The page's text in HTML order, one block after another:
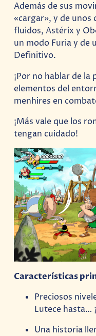
Además de sus
«cargar», y de unos
fluidos, Astérix y
un modo Furia y de
Definitivo.
¡Por no hablar de
elementos del
menhires en
¡Más vale que los
tengan cuidado!
Características
Preciosos
Lutece hasta…
Una historia